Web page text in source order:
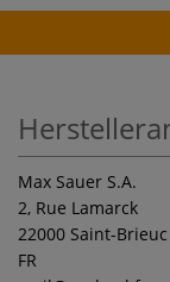
Max Sauer S.A.
2, Rue Lamarck
22000 Saint-Brieuc
FR